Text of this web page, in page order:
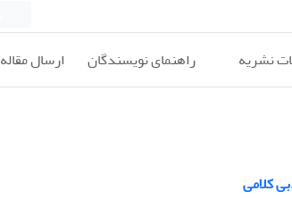
نشریه راهنمای نویسندگان ارسال مقاله
کلامی